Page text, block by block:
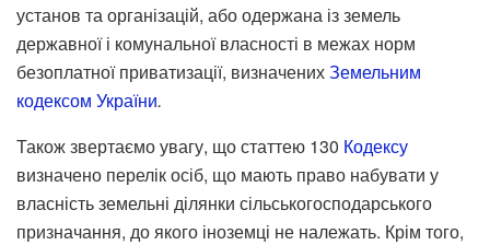
установ та організацій, або одержана із земель
державної і комунальної власності в межах норм
безоплатної приватизації, визначенихЗемельним
кодексом України.
Також звертаємо увагу, що статтею 130 Кодексу
визначено перелік осіб, що мають право набувати у
власність земельні ділянки сільськогосподарського
призначання, до якого іноземці не належать. Крім того,